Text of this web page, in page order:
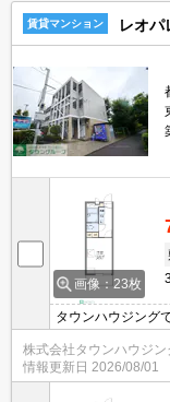
賃貸マンション レオパ
画像：23枚
タウンハウジング
きる設備仕様！駅
株式会社タウンハウジ
情報更新日 2026/08/01